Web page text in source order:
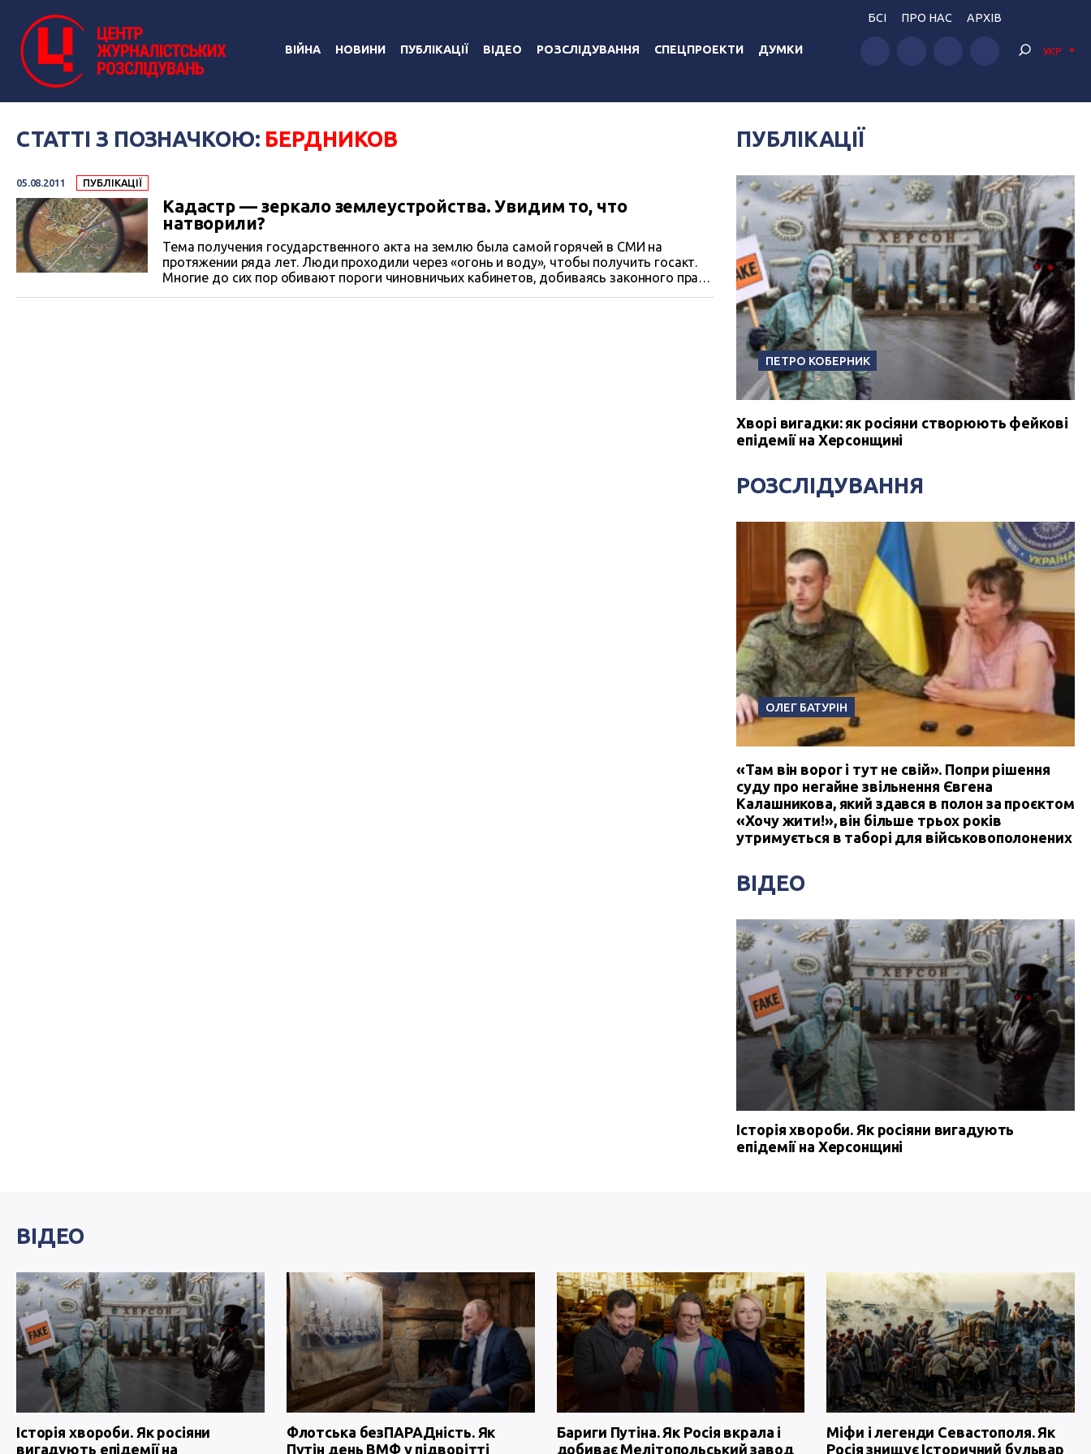
ВІЙНА НОВИНИ ПУБЛІКАЦІЇ ВІДЕО РОЗСЛІДУВАННЯ СПЕЦПРОЕКТИ ДУМКИ
БСІ ПРО НАС АРХІВ
УКР
СТАТТІ З ПОЗНАЧКОЮ: БЕРДНИКОВ
05.08.2011 ПУБЛІКАЦІЇ
Кадастр — зеркало землеустройства. Увидим то, что
натворили?
Тема получения государственного акта на землю была самой горячей в СМИ на
протяжении ряда лет. Люди проходили через «огонь и воду», чтобы получить госакт.
Многие до сих пор обивают пороги чиновничьих кабинетов, добиваясь законного права
ПУБЛІКАЦІЇ
ПЕТРО КОБЕРНИК
Хворі вигадки: як росіяни створюють фейкові
епідемії на Херсонщині
РОЗСЛІДУВАННЯ
ОЛЕГ БАТУРІН
«Там він ворог і тут не свій». Попри рішення
суду про негайне звільнення Євгена
Калашникова, який здався в полон за проєктом
«Хочу жити!», він більше трьох років
утримується в таборі для військовополонених
ВІДЕО
Історія хвороби. Як росіяни вигадують
епідемії на Херсонщині
ВІДЕО
Історія хвороби. Як росіяни
вигадують епідемії на
Флотська безПАРАДність. Як
Путін день ВМФ у підворітті
Бариги Путіна. Як Росія вкрала і
добиває Мелітопольський завод
Міфи і легенди Севастополя. Як
Росія знищує Історичний бульвар